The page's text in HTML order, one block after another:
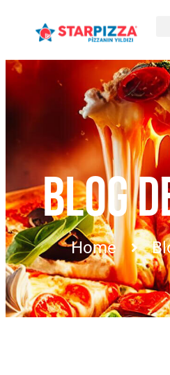
BLOG
Home